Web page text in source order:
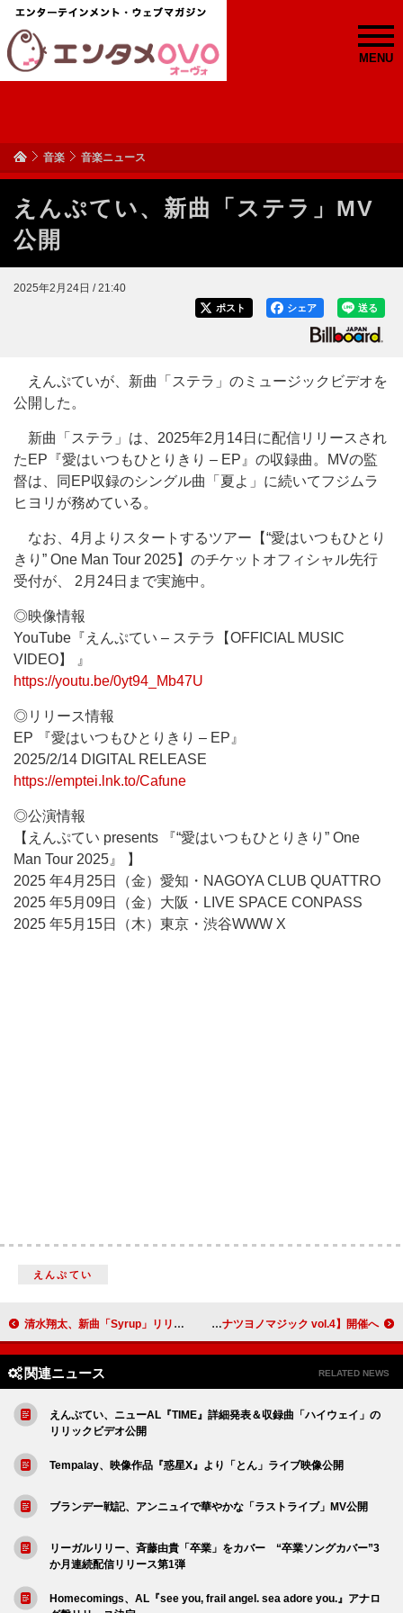
MENU
音楽 音楽ニュース
えんぷてい、新曲「ステラ」MV
公開
2025年2月24日 / 21:40
送る
シェア
ポスト
えんぷていが、新曲「ステラ」のミュージックビデオを
公開した。
新曲「ステラ」は、2025年2月14日に配信リリースされ
たEP『愛はいつもひとりきり – EP』の収録曲。MVの監
督は、同EP収録のシングル曲「夏よ」に続いてフジムラ
ヒヨリが務めている。
なお、4月よりスタートするツアー【“愛はいつもひとり
きり” One Man Tour 2025】のチケットオフィシャル先行
受付が、 2月24日まで実施中。
◎映像情報
YouTube『えんぷてい – ステラ【OFFICIAL MUSIC
VIDEO】 』
https://youtu.be/0yt94_Mb47U
◎リリース情報
EP 『愛はいつもひとりきり – EP』
2025/2/14 DIGITAL RELEASE
https://emptei.lnk.to/Cafune
◎公演情報
【えんぷてい presents 『“愛はいつもひとりきり” One
Man Tour 2025』 】
2025 年4月25日（金）愛知・NAGOYA CLUB QUATTRO
2025 年5月09日（金）大阪・LIVE SPACE CONPASS
2025 年5月15日（木）東京・渋谷WWW X
えんぷてい
清水翔太、新曲「Syrup」リリース＆全国ツアーへ indigo la End、河口湖ステラシアターで【ナツヨノマジック vol.4】開催へ
関連ニュース RELATED NEWS
えんぷてい、ニューAL『TIME』詳細発表＆収録曲「ハイウェイ」の
リリックビデオ公開
Tempalay、映像作品『惑星X』より「とん」ライブ映像公開
ブランデー戦記、アンニュイで華やかな「ラストライブ」MV公開
リーガルリリー、斉藤由貴「卒業」をカバー “卒業ソングカバー”3
か月連続配信リリース第1弾
Homecomings、AL『see you, frail angel. sea adore you.』アナロ